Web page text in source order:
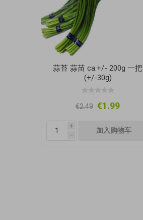
蒜苔 蒜苗 ca.+/- 200g 一把
(+/-30g)
€2.49 €1.99
i
h